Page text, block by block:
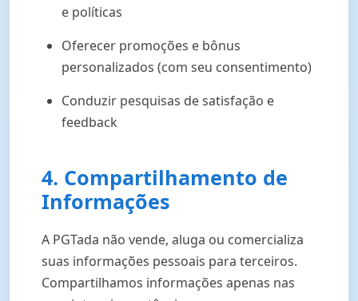
e políticas
Oferecer promoções e bônus
personalizados (com seu consentimento)
Conduzir pesquisas de satisfação e
feedback
4. Compartilhamento de
Informações
A PGTada não vende, aluga ou comercializa
suas informações pessoais para terceiros.
Compartilhamos informações apenas nas